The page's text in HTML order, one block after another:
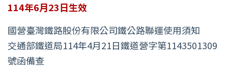
題
114年6月23日生效
國營臺灣鐵路股份有限公司鐵公路聯運使用須知
交通部鐵道局114年4月21日鐵道營字第1143501309
號函備查